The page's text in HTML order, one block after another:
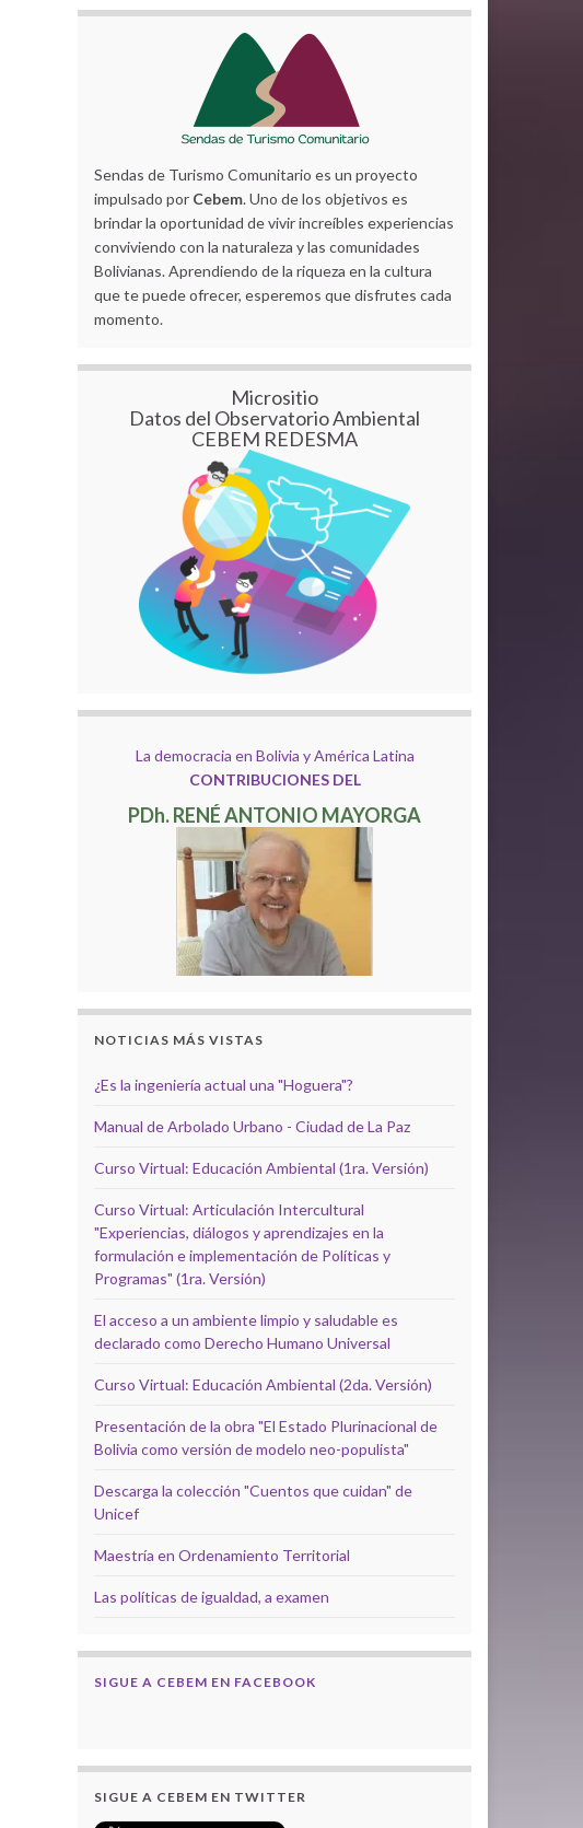
Sendas de Turismo Comunitario es un proyecto
impulsado por Cebem. Uno de los objetivos es
brindar la oportunidad de vivir increíbles experiencias
conviviendo con la naturaleza y las comunidades
Bolivianas. Aprendiendo de la riqueza en la cultura
que te puede ofrecer, esperemos que disfrutes cada
momento.
Micrositio
Datos del Observatorio Ambiental
CEBEM REDESMA
La democracia en Bolivia y América Latina
CONTRIBUCIONES DEL
PDh. RENÉ ANTONIO MAYORGA
NOTICIAS MÁS VISTAS
¿Es la ingeniería actual una "Hoguera"?
Manual de Arbolado Urbano - Ciudad de La Paz
Curso Virtual: Educación Ambiental (1ra. Versión)
Curso Virtual: Articulación Intercultural
"Experiencias, diálogos y aprendizajes en la
formulación e implementación de Políticas y
Programas" (1ra. Versión)
El acceso a un ambiente limpio y saludable es
declarado como Derecho Humano Universal
Curso Virtual: Educación Ambiental (2da. Versión)
Presentación de la obra "El Estado Plurinacional de
Bolivia como versión de modelo neo-populista"
Descarga la colección "Cuentos que cuidan" de
Unicef
Maestría en Ordenamiento Territorial
Las políticas de igualdad, a examen
SIGUE A CEBEM EN FACEBOOK
SIGUE A CEBEM EN TWITTER